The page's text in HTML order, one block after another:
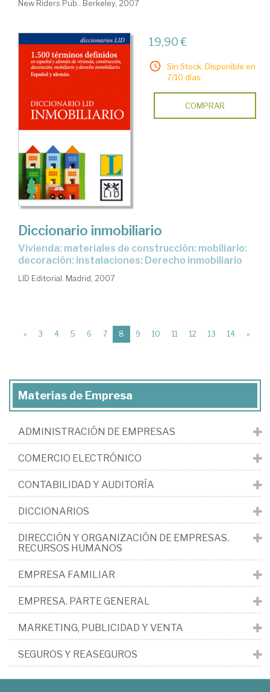
New Riders Pub.. Berkeley, 2007
19,90 €
Sin Stock. Disponible en
7/10 días.
COMPRAR
Diccionario inmobiliario
vivienda: materiales de construcción: mobiliario:
decoración: instalaciones: Derecho inmobiliario
LID Editorial. Madrid, 2007
« 3 4 5 6 7 8 (current)
9 10 11 12 13 14 »
Materias de Empresa
ADMINISTRACIÓN DE EMPRESAS
COMERCIO ELECTRÓNICO
CONTABILIDAD Y AUDITORÍA
DICCIONARIOS
DIRECCIÓN Y ORGANIZACIÓN DE EMPRESAS.
RECURSOS HUMANOS
EMPRESA FAMILIAR
EMPRESA. PARTE GENERAL
MARKETING, PUBLICIDAD Y VENTA
SEGUROS Y REASEGUROS